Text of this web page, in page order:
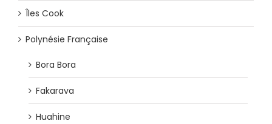
Îles Cook
Polynésie Française
Bora Bora
Fakarava
Huahine